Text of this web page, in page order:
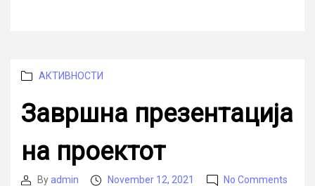
Categories
АКТИВНОСТИ
Завршна презентација
на проектот
PostByadmin PostNovember 12, 2021 No Comments